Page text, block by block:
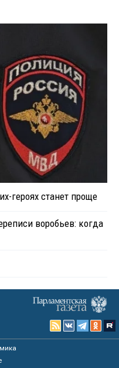
героях станет проще
воробьев: когда